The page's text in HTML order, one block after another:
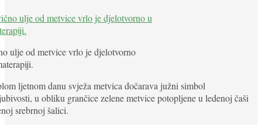
ulje od metvice vrlo je djelotvorno
ljetnom danu svježa metvica dočarava južni simbol
u obliku grančice zelene metvice potopljene u ledenoj čaši
srebrnoj šalici.